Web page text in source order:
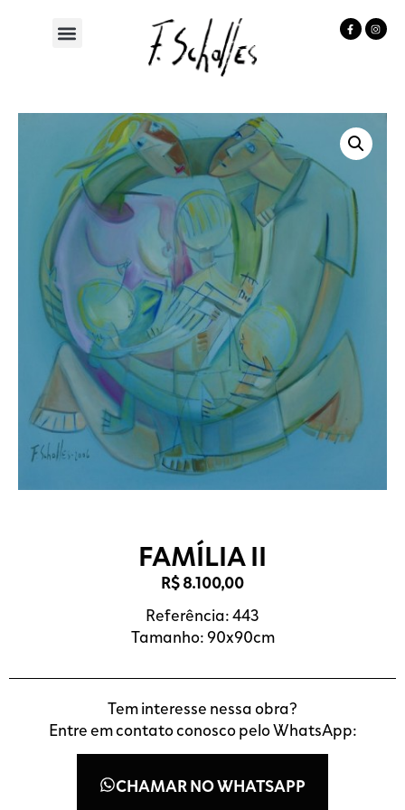
FAMÍLIA II
R$8.100,00
Referência: 443
Tamanho: 90x90cm
Tem interesse nessa obra?
Entre em contato conosco pelo WhatsApp:
CHAMAR NO WHATSAPP